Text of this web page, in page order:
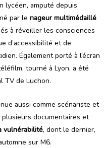
lycéen, amputé depuis
par le nageur multimédaillé
à réveiller les consciences
d’accessibilité et de
Également porté à l’écran
tourné à Lyon, a été
TV de Luchon.
aussi comme scénariste et
plusieurs documentaires et
vulnérabilité, dont le dernier,
sur M6.